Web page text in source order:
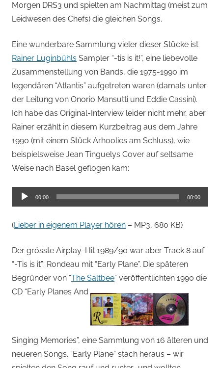
Morgen DRS3 und spielten am Nachmittag (meist zum
Leidwesen des Chefs) die gleichen Songs.
Eine wunderbare Sammlung vieler dieser Stücke ist
Rainer Luginbühls Sampler “-tis is it!”, eine liebevolle
Zusammenstellung von Bands, die 1975-1990 im
legendären “Atlantis” aufgetreten waren (damals unter
der Leitung von Onorio Mansutti und Eddie Cassini).
Ich habe das Original-Interview leider nicht mehr, aber
Rainer erzählt in diesem Kurzbeitrag aus dem Jahre
1990 (mit einem Stück Arhoolies am Schluss), wie
beispielsweise Jean Tinguelys Cover auf seltsame
Weise nach Basel geflogen kam:
Audio-
Player
00:00 00:00
(Lieber in eigenem Player hören – MP3, 680 KB)
Der grösste Airplay-Hit 1989/90 war aber Track 8 auf
“-Tis is it”: Rondeau mit “Early Plane”. Die späteren
Begründer von “The Saltbee” veröffentlichten 1990 die
CD “Early Planes And
Singing Memories”, eine Sammlung von 16 älteren und
neueren Songs. “Early Plane” stach heraus – wir